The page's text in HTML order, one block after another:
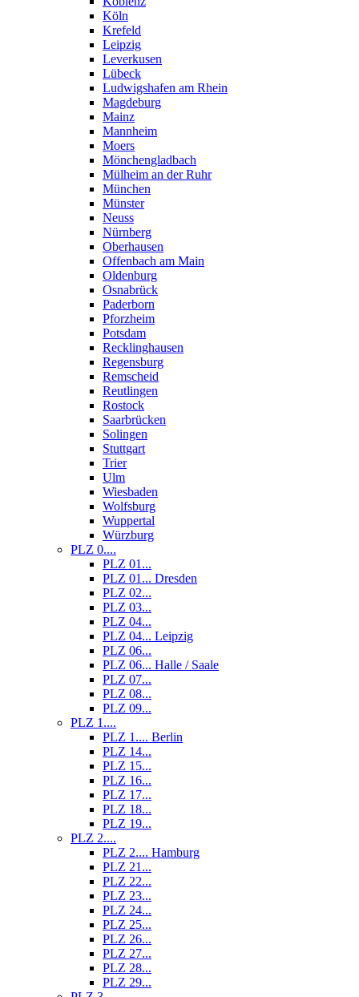
Köln
Krefeld
Leipzig
Leverkusen
Lübeck
Ludwigshafen am Rhein
Magdeburg
Mainz
Mannheim
Moers
Mönchengladbach
Mülheim an der Ruhr
München
Münster
Neuss
Nürnberg
Oberhausen
Offenbach am Main
Oldenburg
Osnabrück
Paderborn
Pforzheim
Potsdam
Recklinghausen
Regensburg
Remscheid
Reutlingen
Rostock
Saarbrücken
Solingen
Stuttgart
Trier
Ulm
Wiesbaden
Wolfsburg
Wuppertal
Würzburg
PLZ 0....
PLZ 01...
PLZ 01... Dresden
PLZ 02...
PLZ 03...
PLZ 04...
PLZ 04... Leipzig
PLZ 06...
PLZ 06... Halle / Saale
PLZ 07...
PLZ 08...
PLZ 09...
PLZ 1....
PLZ 1.... Berlin
PLZ 14...
PLZ 15...
PLZ 16...
PLZ 17...
PLZ 18...
PLZ 19...
PLZ 2....
PLZ 2.... Hamburg
PLZ 21...
PLZ 22...
PLZ 23...
PLZ 24...
PLZ 25...
PLZ 26...
PLZ 27...
PLZ 28...
PLZ 29...